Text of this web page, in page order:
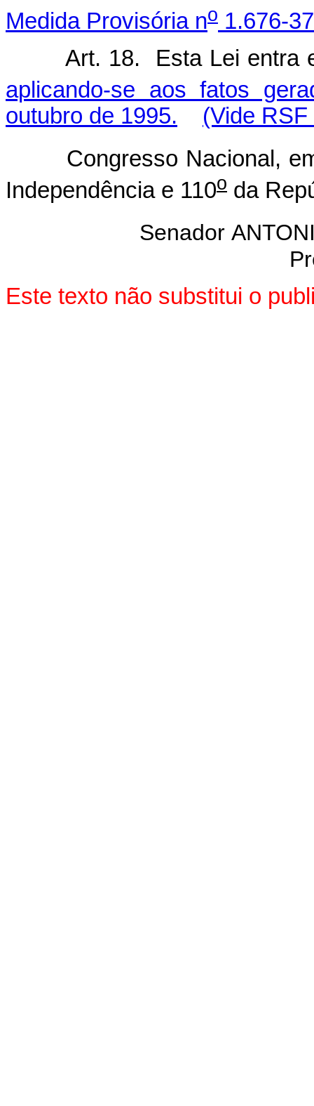
Medida Provisória no 1.676-
Art. 18. Esta Lei entra
aplicando-se aos fatos
outubro de 1995.
(Vide RSF
Congresso Nacional, em
Independência e 110o da
Senador
Este texto não substitui o